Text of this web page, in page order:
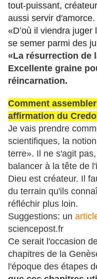
tout-puissant,
aussi servir d'amorce.
«D’où il viendra
se semer parmi des
«La résurrection de
Excellente graine
réincarnation.
Comment
affirmation du
Je vais prendre
scientifiques, la
terre». Il ne s'agit
balancer à la tête de
Dieu est créateur. Il
du terrain qu'ils
réfléchir plus loin.
Suggestions: un
sciencepost.fr
Ce serait l'occasion
chapitres de la
l'époque des étapes